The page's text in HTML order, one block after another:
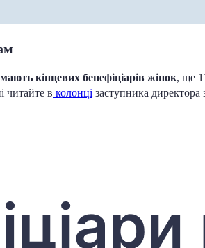
кінцевих бенефіціарів жінок, ще
читайте в колонці заступника